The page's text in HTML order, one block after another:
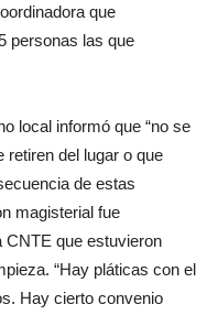
que
personas las que
local informó que “no se
del lugar o que
de estas
magisterial fue
CNTE que estuvieron
“Hay pláticas con el
Hay cierto convenio